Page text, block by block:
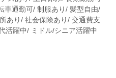
車通勤可/ 制服あり/ 髪型自由/
あり/ 社会保険あり/ 交通費支
活躍中/ ミドル/シニア活躍中